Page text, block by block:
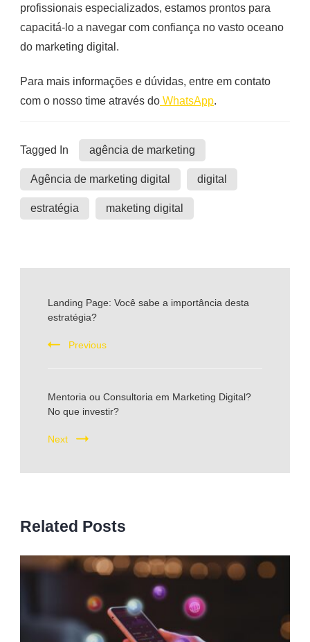
profissionais especializados, estamos prontos para
capacitá-lo a navegar com confiança no vasto oceano
do marketing digital.
Para mais informações e dúvidas, entre em contato
com o nosso time através do WhatsApp.
Tagged In agência de marketing
Agência de marketing digital digital
estratégia maketing digital
Navigation
Landing Page: Você sabe a importância desta
estratégia?
Previous
Mentoria ou Consultoria em Marketing Digital?
No que investir?
Next
Related Posts